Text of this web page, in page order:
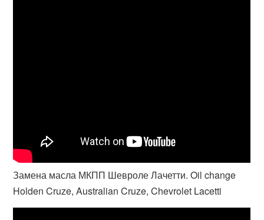
Замена масла МКПП Шевроле Лачетти. Oil change
Holden Cruze, Australian Cruze, Chevrolet Lacetti